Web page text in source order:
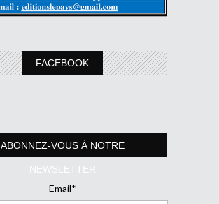
FACEBOOK
ABONNEZ-VOUS À NOTRE
NEWSLETTER
Email*